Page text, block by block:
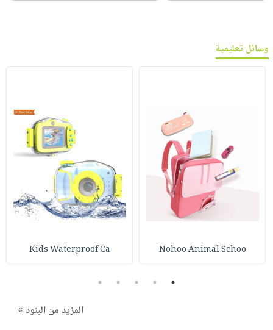
وسائل تعليمية
Nohoo Animal Schoo
Kids Waterproof Ca
1
2
3
4
5
المزيد من البنود »